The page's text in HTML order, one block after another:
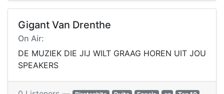
Gigant Van Drenthe
On Air:
DE MUZIEK DIE JIJ WILT GRAAG HOREN UIT JOU
SPEAKERS